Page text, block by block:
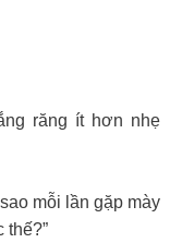
răng ít hơn nhẹ
mỗi lần gặp mày
thế?”